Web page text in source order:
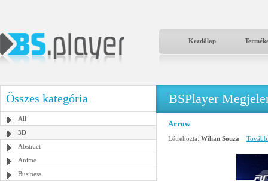
Kezdőlap
Összes kategória
All
3D
Abstract
Anime
Business
BSPlayer
Arrow
Létrehozta: Wilian Souza